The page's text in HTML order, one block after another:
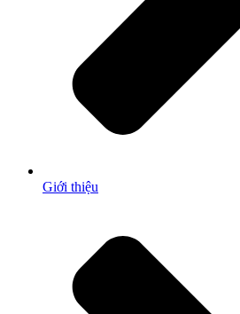
Giới thiệu